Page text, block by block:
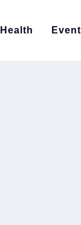
Health Event